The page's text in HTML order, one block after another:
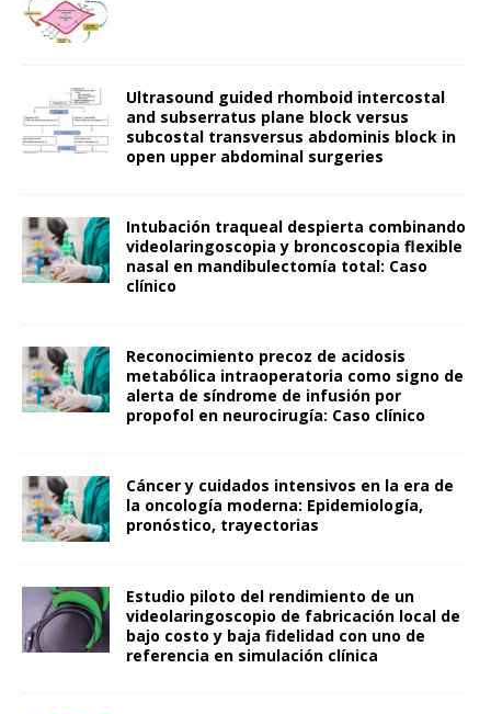
Ultrasound guided rhomboid intercostal
and subserratus plane block versus
subcostal transversus abdominis block in
open upper abdominal surgeries
Intubación traqueal despierta combinando
videolaringoscopia y broncoscopia flexible
nasal en mandibulectomía total: Caso
clínico
Reconocimiento precoz de acidosis
metabólica intraoperatoria como signo de
alerta de síndrome de infusión por
propofol en neurocirugía: Caso clínico
Cáncer y cuidados intensivos en la era de
la oncología moderna: Epidemiología,
pronóstico, trayectorias
Estudio piloto del rendimiento de un
videolaringoscopio de fabricación local de
bajo costo y baja fidelidad con uno de
referencia en simulación clínica